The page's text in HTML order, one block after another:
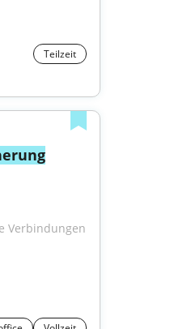
Teilzeit
Verbindungen